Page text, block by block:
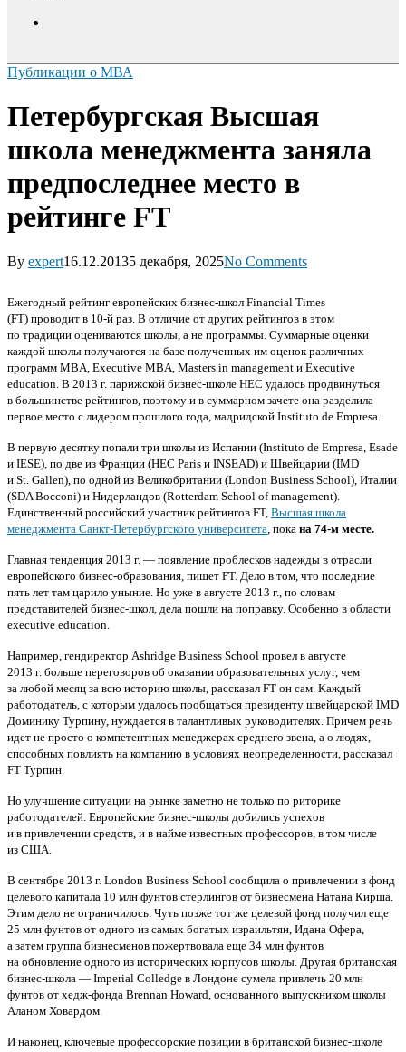
Публикации о МВА
Петербургская Высшая
школа менеджмента заняла
предпоследнее место в
рейтинге FT
By expert16.12.20135 декабря, 2025No Comments
Ежегодный рейтинг европейских бизнес-школ Financial Times
(FT) проводит в 10-й раз. В отличие от других рейтингов в этом
по традиции оцениваются школы, а не программы. Суммарные оценки
каждой школы получаются на базе полученных им оценок различных
программ MBA, Executive MBA, Masters in management и Executive
education. В 2013 г. парижской бизнес-школе HEC удалось продвинуться
в большинстве рейтингов, поэтому и в суммарном зачете она разделила
первое место с лидером прошлого года, мадридской Instituto de Empresa.
В первую десятку попали три школы из Испании (Instituto de Empresa, Esade
и IESE), по две из Франции (HEC Paris и INSEAD) и Швейцарии (IMD
и St. Gallen), по одной из Великобритании (London Business School), Италии
(SDA Bocconi) и Нидерландов (Rotterdam School of management).
Единственный российский участник рейтингов FT, Высшая школа
менеджмента Санкт-Петербургского университета , пока на 74-м месте.
Главная тенденция 2013 г. — появление проблесков надежды в отрасли
европейского бизнес-образования, пишет FT. Дело в том, что последние
пять лет там царило уныние. Но уже в августе 2013 г., по словам
представителей бизнес-школ, дела пошли на поправку. Особенно в области
executive education.
Например, гендиректор Ashridge Business School провел в августе
2013 г. больше переговоров об оказании образовательных услуг, чем
за любой меcяц за всю историю школы, рассказал FT он сам. Каждый
работодатель, с которым удалось пообщаться президенту швейцарской IMD
Доминику Турпину, нуждается в талантливых руководителях. Причем речь
идет не просто о компетентных менеджерах среднего звена, а о людях,
способных повлиять на компанию в условиях неопределенности, рассказал
FT Турпин.
Но улучшение ситуации на рынке заметно не только по риторике
работодателей. Европейские бизнес-школы добились успехов
и в привлечении средств, и в найме известных профессоров, в том числе
из США.
В сентябре 2013 г. London Business School сообщила о привлечении в фонд
целевого капитала 10 млн фунтов стерлингов от бизнесмена Натана Кирша.
Этим дело не ограничилось. Чуть позже тот же целевой фонд получил еще
25 млн фунтов от одного из самых богатых израильтян, Идана Офера,
а затем группа бизнесменов пожертвовала еще 34 млн фунтов
на обновление одного из исторических корпусов школы. Другая британская
бизнес-школа — Imperial Colledge в Лондоне сумела привлечь 20 млн
фунтов от хедж-фонда Brennan Howard, основанного выпускником школы
Аланом Ховардом.
И наконец, ключевые профессорские позиции в британской бизнес-школе